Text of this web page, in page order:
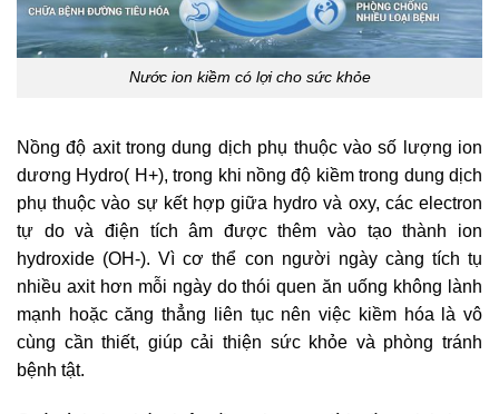
Nước ion kiềm có lợi cho sức khỏe
Nồng độ axit trong dung dịch phụ thuộc vào số lượng ion
dương Hydro( H+), trong khi nồng độ kiềm trong dung dịch
phụ thuộc vào sự kết hợp giữa hydro và oxy, các electron
tự do và điện tích âm được thêm vào tạo thành ion
hydroxide (OH-). Vì cơ thể con người ngày càng tích tụ
nhiều axit hơn mỗi ngày do thói quen ăn uống không lành
mạnh hoặc căng thẳng liên tục nên việc kiềm hóa là vô
cùng cần thiết, giúp cải thiện sức khỏe và phòng tránh
bệnh tật.